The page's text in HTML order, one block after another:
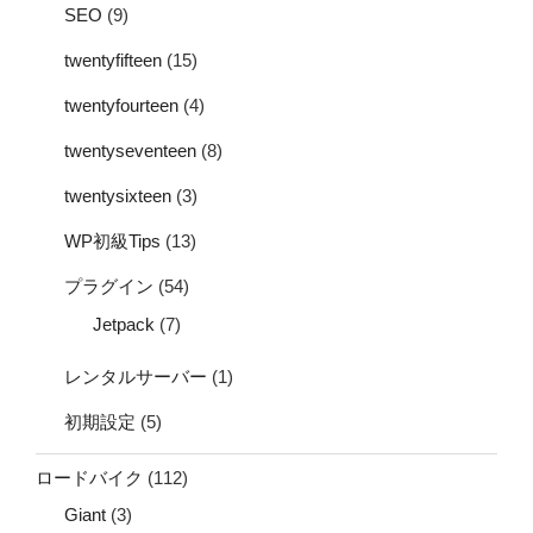
SEO (9)
twentyfifteen (15)
twentyfourteen (4)
twentyseventeen (8)
twentysixteen (3)
WP初級Tips (13)
プラグイン (54)
Jetpack (7)
レンタルサーバー (1)
初期設定 (5)
ロードバイク (112)
Giant (3)